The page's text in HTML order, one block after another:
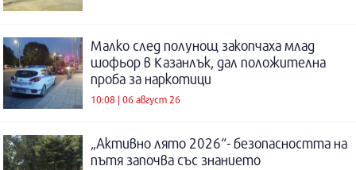
Малко след полунощ закопчаха млад
шофьор в Казанлък, дал положителна
проба за наркотици
10:08 | 06 август 26
„Активно лято 2026“- безопасността на
пътя започва със знанието